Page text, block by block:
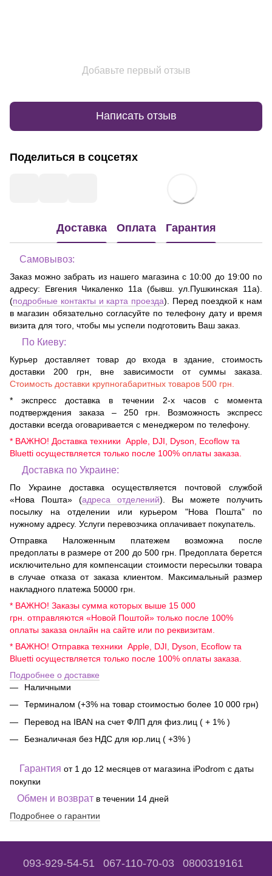
Добавьте первый отзыв
Написать отзыв
Поделиться в соцсетях
Доставка Оплата Гарантия
Самовывоз:
Заказ можно забрать из нашего магазина с 10:00 до 19:00 по
адресу: Евгения Чикаленко 11а (бывш. ул.Пушкинская 11а)
(подробные контакты и карта проезда). Перед поездкой к нам
в магазин обязательно согласуйте по телефону дату и время
визита для того, чтобы мы успели подготовить Ваш заказ.
По Киеву:
Курьер доставляет товар до входа в здание, стоимость
доставки 200 грн, вне зависимости от суммы заказа.
Стоимость доставки крупногабаритных товаров 500 грн.
* экспресс доставка в течении 2-х часов с момента
подтверждения заказа – 250 грн. Возможность экспресс
доставки всегда оговаривается с менеджером по телефону.
* ВАЖНО! Доставка техники Apple, DJI, Dyson, Ecoflow та
Bluetti осуществляется только после 100% оплаты заказа.
Доставка по Украине:
По Украине доставка осуществляется почтовой службой
«Нова Пошта» (адреса отделений). Вы можете получить
посылку на отделении или курьером "Нова Пошта" по
нужному адресу. Услуги перевозчика оплачивает покупатель.
Отправка Наложенным платежем возможна после
предоплаты в размере от 200 до 500 грн. Предоплата берется
исключительно для компенсации стоимости пересылки товара
в случае отказа от заказа клиентом. Максимальный размер
накладного платежа 50000 грн.
* ВАЖНО! Заказы сумма которых выше 15 000
грн. отправляются «Новой Поштой» только после 100%
оплаты заказа онлайн на сайте или по реквизитам.
* ВАЖНО! Отправка техники Apple, DJI, Dyson, Ecoflow та
Bluetti осуществляется только после 100% оплаты заказа.
Подробнее о доставке
Наличными
Терминалом (+3% на товар стоимостью более 10 000 грн)
Перевод на IBAN на счет ФЛП для физ.лиц ( + 1% )
Безналичная без НДС для юр.лиц ( +3% )
Гарантия от 1 до 12 месяцев от магазина iPodrom с даты
покупки
Обмен и возврат в течении 14 дней
Подробнее о гарантии
093-929-54-51 067-110-70-03 0800319161